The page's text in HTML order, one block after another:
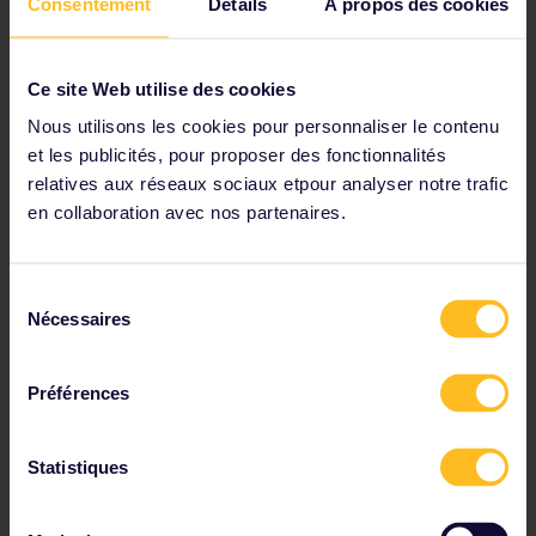
Ce site Web utilise des cookies
Nous utilisons les cookies pour personnaliser le contenu
et les publicités, pour proposer des fonctionnalités
relatives aux réseaux sociaux etpour analyser notre trafic
en collaboration avec nos partenaires.
Nécessaires
Préférences
Statistiques
Repas et shopping
devient beaucoup plus difficile de trouver un bon
restaurant ou un magasin de souvenirs qui ne fasse
pas une entaille à votre budget. Suivez les locaux :
et les prix seront plus raisonnables !
Autres conseils pour manger et faire du